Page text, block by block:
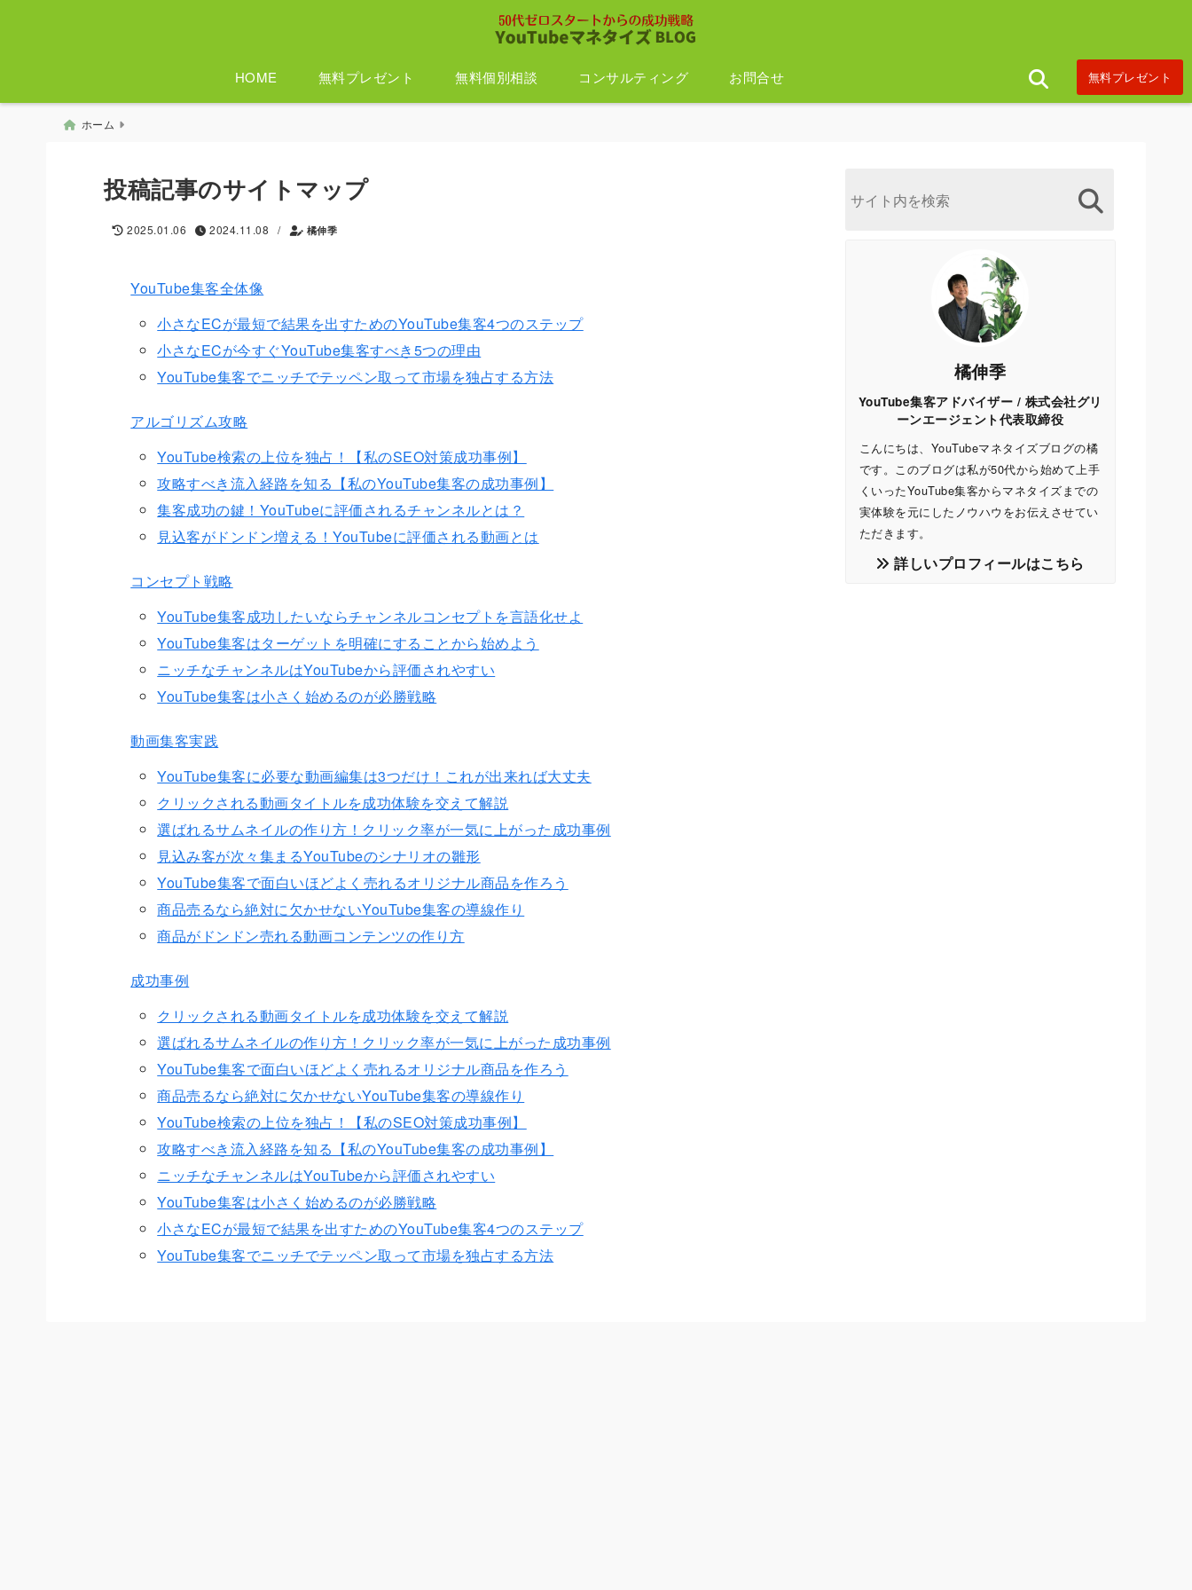
HOME 無料プレゼント 無料個別相談 コンサルティング お問合せ 無料プレゼント
ホーム
投稿記事のサイトマップ
2025.01.06 2024.11.08 / 橘伸季
YouTube集客全体像
小さなECが最短で結果を出すためのYouTube集客4つのステップ
小さなECが今すぐYouTube集客すべき5つの理由
YouTube集客でニッチでテッペン取って市場を独占する方法
アルゴリズム攻略
YouTube検索の上位を独占！【私のSEO対策成功事例】
攻略すべき流入経路を知る【私のYouTube集客の成功事例】
集客成功の鍵！YouTubeに評価されるチャンネルとは？
見込客がドンドン増える！YouTubeに評価される動画とは
コンセプト戦略
YouTube集客成功したいならチャンネルコンセプトを言語化せよ
YouTube集客はターゲットを明確にすることから始めよう
ニッチなチャンネルはYouTubeから評価されやすい
YouTube集客は小さく始めるのが必勝戦略
動画集客実践
YouTube集客に必要な動画編集は3つだけ！これが出来れば大丈夫
クリックされる動画タイトルを成功体験を交えて解説
選ばれるサムネイルの作り方！クリック率が一気に上がった成功事例
見込み客が次々集まるYouTubeのシナリオの雛形
YouTube集客で面白いほどよく売れるオリジナル商品を作ろう
商品売るなら絶対に欠かせないYouTube集客の導線作り
商品がドンドン売れる動画コンテンツの作り方
成功事例
クリックされる動画タイトルを成功体験を交えて解説
選ばれるサムネイルの作り方！クリック率が一気に上がった成功事例
YouTube集客で面白いほどよく売れるオリジナル商品を作ろう
商品売るなら絶対に欠かせないYouTube集客の導線作り
YouTube検索の上位を独占！【私のSEO対策成功事例】
攻略すべき流入経路を知る【私のYouTube集客の成功事例】
ニッチなチャンネルはYouTubeから評価されやすい
YouTube集客は小さく始めるのが必勝戦略
小さなECが最短で結果を出すためのYouTube集客4つのステップ
YouTube集客でニッチでテッペン取って市場を独占する方法
橘伸季
YouTube集客アドバイザー / 株式会社グリ
ーンエージェント代表取締役
こんにちは、YouTubeマネタイズブログの橘
です。このブログは私が50代から始めて上手
くいったYouTube集客からマネタイズまでの
実体験を元にしたノウハウをお伝えさせてい
ただきます。
詳しいプロフィールはこちら